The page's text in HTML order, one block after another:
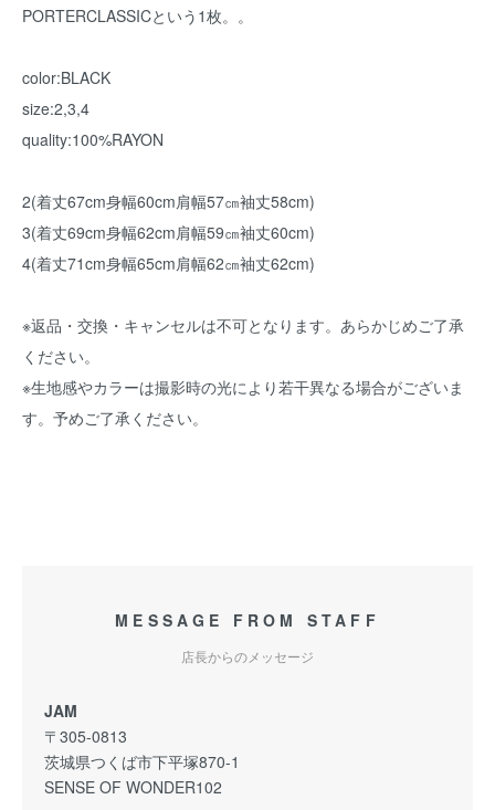
PORTERCLASSICという1枚。。
color:BLACK
size:2,3,4
quality:100%RAYON
2(着丈67cm身幅60cm肩幅57㎝袖丈58cm)
3(着丈69cm身幅62cm肩幅59㎝袖丈60cm)
4(着丈71cm身幅65cm肩幅62㎝袖丈62cm)
※返品・交換・キャンセルは不可となります。あらかじめご了承
ください。
※生地感やカラーは撮影時の光により若干異なる場合がございま
す。予めご了承ください。
MESSAGE FROM STAFF
店長からのメッセージ
JAM
〒305-0813
茨城県つくば市下平塚870-1
SENSE OF WONDER102